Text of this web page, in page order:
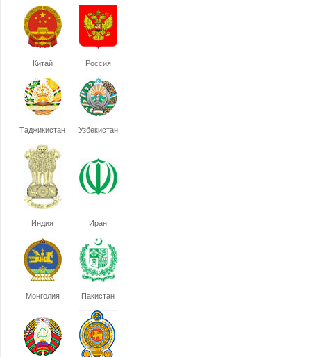
Китай Россия
Таджикистан Узбекистан
Индия Иран
Монголия Пакистан